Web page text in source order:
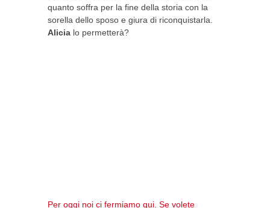
quanto soffra per la fine della storia con la
sorella dello sposo e giura di riconquistarla.
Alicia lo permetterà?
Per oggi noi ci fermiamo qui. Se volete